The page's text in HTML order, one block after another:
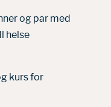
og par med
helse
kurs for